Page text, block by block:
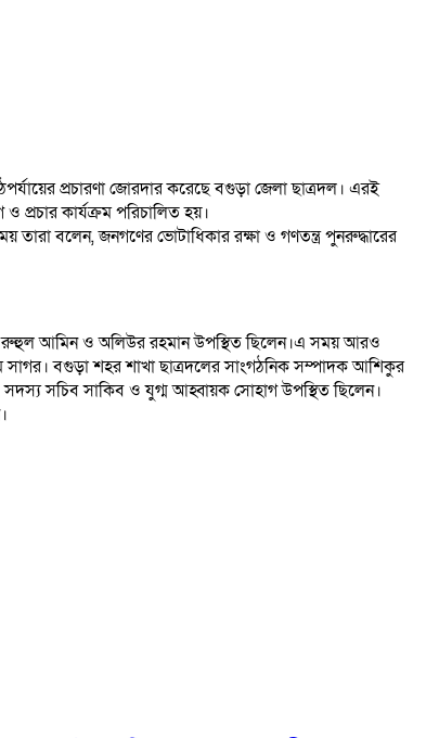
প্রচারণা জোরদার করেছে বগুড়া জেলা ছাত্রদল। এরই
প্রচার কার্যক্রম পরিচালিত হয়।
তারা বলেন, জনগণের ভোটাধিকার রক্ষা ও গণতন্ত্র পুনরুদ্ধারের
রুহুল আমিন ও অলিউর রহমান উপস্থিত ছিলেন।এ সময় আরও
বগুড়া শহর শাখা ছাত্রদলের সাংগঠনিক সম্পাদক আশিকুর
সচিব সাকিব ও যুগ্ম আহ্বায়ক সোহাগ উপস্থিত ছিলেন।